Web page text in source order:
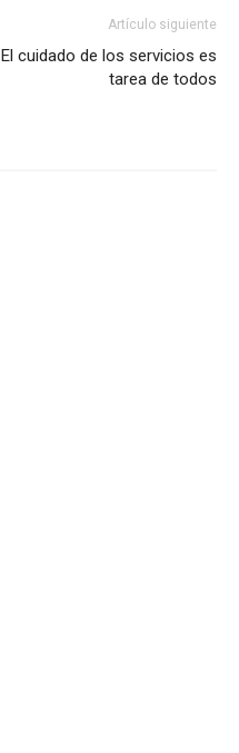
Artículo siguiente
El cuidado de los servicios es
tarea de todos